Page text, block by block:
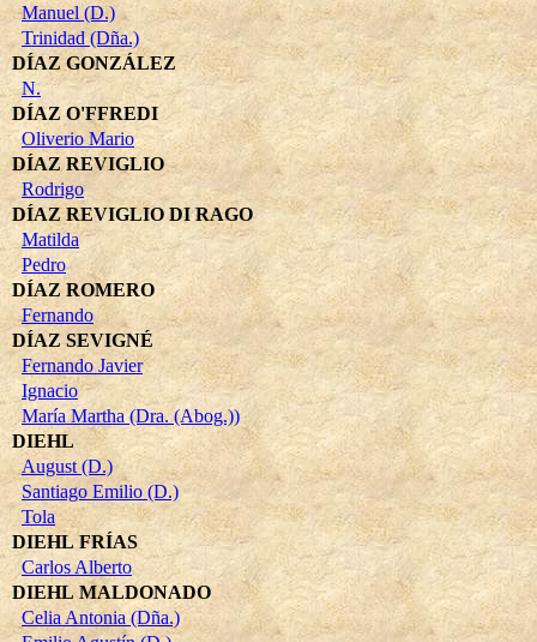
Manuel (D.)
Trinidad (Dña.)
DÍAZ GONZÁLEZ
N.
DÍAZ O'FFREDI
Oliverio Mario
DÍAZ REVIGLIO
Rodrigo
DÍAZ REVIGLIO DI RAGO
Matilda
Pedro
DÍAZ ROMERO
Fernando
DÍAZ SEVIGNÉ
Fernando Javier
Ignacio
María Martha (Dra. (Abog.))
DIEHL
August (D.)
Santiago Emilio (D.)
Tola
DIEHL FRÍAS
Carlos Alberto
DIEHL MALDONADO
Celia Antonia (Dña.)